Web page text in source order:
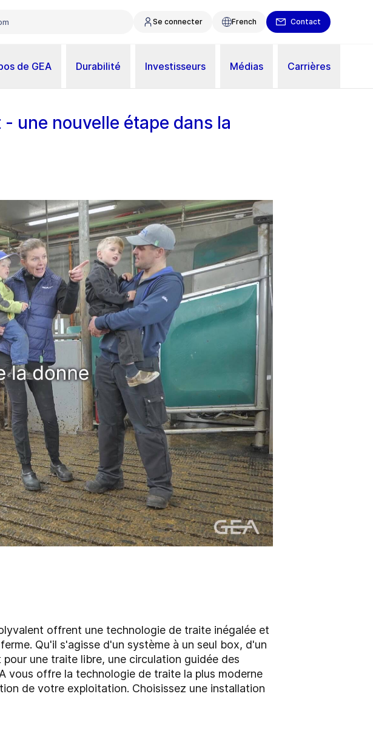
Se connecter French Contact
de GEA Durabilité Investisseurs Médias Carrières
une nouvelle étape dans la
offrent une technologie de traite inégalée et
Qu'il s'agisse d'un système à un seul box, d'un
une traite libre, une circulation guidée des
vous offre la technologie de traite la plus moderne
de votre exploitation. Choisissez une installation